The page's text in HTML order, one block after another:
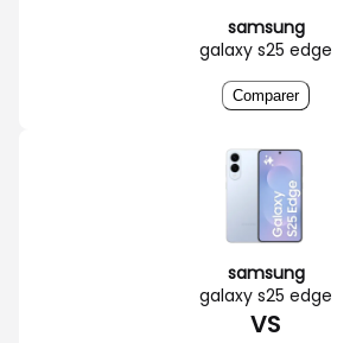
samsung
galaxy s25 edge
Comparer
samsung
galaxy s25 edge
VS